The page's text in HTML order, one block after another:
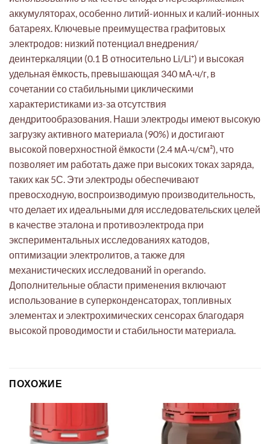
аккумуляторах, особенно литий-ионных и калий-ионных
батареях. Ключевые преимущества графитовых
электродов: низкий потенциал внедрения/
деинтеркаляции (0.1 В относительно Li/Li⁺) и высокая
удельная ёмкость, превышающая 340 мА·ч/г, в
сочетании со стабильными циклическими
характеристиками из-за отсутствия
дендритообразования. Наши электроды имеют высокую
загрузку активного материала (90%) и достигают
высокой поверхностной ёмкости (2.4 мА·ч/см²), что
позволяет им работать даже при высоких токах заряда,
таких как 5С. Эти электроды обеспечивают
превосходную, воспроизводимую производительность,
что делает их идеальными для исследовательских целей
в качестве эталона и противоэлектрода при
экспериментальных исследованиях катодов,
оптимизации электролитов, а также для
механистических исследований in operando.
Дополнительные области применения включают
использование в суперконденсаторах, топливных
элементах и электрохимических сенсорах благодаря
высокой проводимости и стабильности материала.
ПОХОЖИЕ